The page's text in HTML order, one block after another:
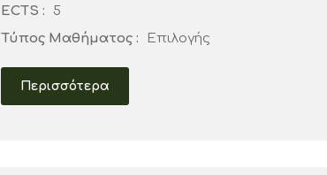
ECTS :
5
Τύπος Μαθήματος :
Επιλογής
Περισσότερα